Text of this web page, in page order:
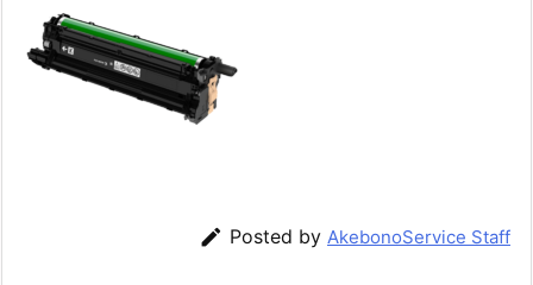
 Posted by AkebonoService Staff